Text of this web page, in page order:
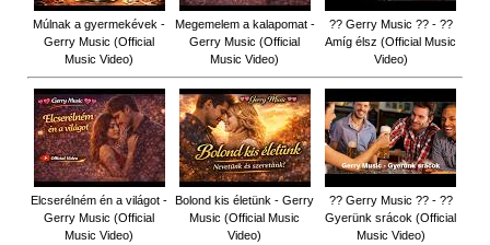
Múlnak a gyermekévek -
Gerry Music (Official
Music Video)
Megemelem a kalapomat -
Gerry Music (Official
Music Video)
?? Gerry Music ?? - ??
Amíg élsz (Official Music
Video)
Elcserélném én a világot -
Gerry Music (Official
Music Video)
Bolond kis életünk - Gerry
Music (Official Music
Video)
?? Gerry Music ?? - ??
Gyerünk srácok (Official
Music Video)